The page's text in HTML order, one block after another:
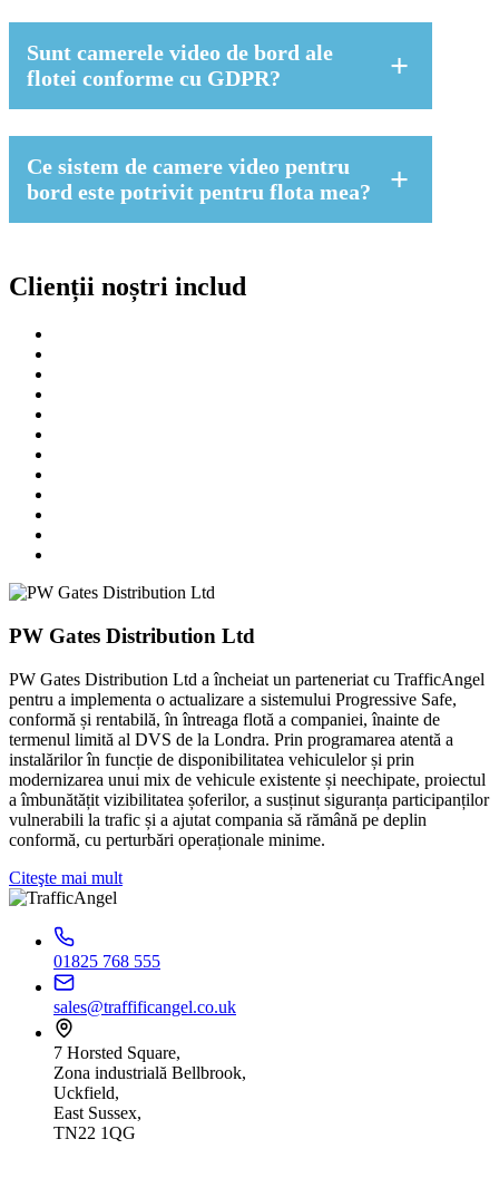
Da. TrafficAngel poate oferi asistență
pentru instalarea profesională, pentru a
asigura poziționarea corectă a sistemului,
Sunt camerele video de bord ale
flotei conforme cu GDPR?
Camerele video de bord ale flotei pot fi
utilizate responsabil, dar companiile ar
trebui să aibă politici clare privind
înregistrarea, accesul, stocarea și
Ce sistem de camere video pentru
bord este potrivit pentru flota mea?
dimensiunea flotei și de nivelul de
acoperire de care aveți nevoie. O cameră
Clienții noștri includ
PW Gates Distribution Ltd
PW Gates Distribution Ltd a încheiat un parteneriat cu TrafficAngel
pentru a implementa o actualizare a sistemului Progressive Safe,
conformă și rentabilă, în întreaga flotă a companiei, înainte de
termenul limită al DVS de la Londra. Prin programarea atentă a
instalărilor în funcție de disponibilitatea vehiculelor și prin
modernizarea unui mix de vehicule existente și neechipate, proiectul
a îmbunătățit vizibilitatea șoferilor, a susținut siguranța participanților
vulnerabili la trafic și a ajutat compania să rămână pe deplin
conformă, cu perturbări operaționale minime.
Citeşte mai mult
01825 768 555
sales@traffificangel.co.uk
7 Horsted Square,
Zona industrială Bellbrook,
Uckfield,
East Sussex,
TN22 1QG